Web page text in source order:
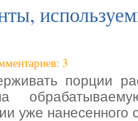
3
порции
уже нанесенного